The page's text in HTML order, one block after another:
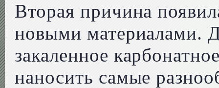
Вторая причина
новыми материалами.
закаленное
наносить самые